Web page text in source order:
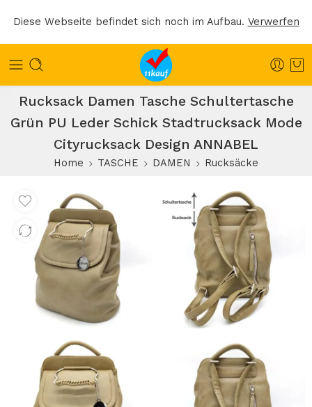
Diese Webseite befindet sich noch im Aufbau. Verwerfen
Rucksack Damen Tasche Schultertasche
Grün PU Leder Schick Stadtrucksack Mode
Cityrucksack Design ANNABEL
Home TASCHE DAMEN Rucksäcke